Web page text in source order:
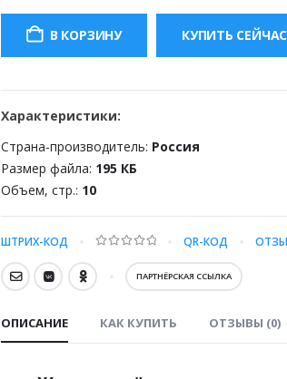
составляла
300.00 ₽.
В КОРЗИНУ КУПИТЬ СЕЙЧАС
Характеристики:
Страна-производитель: Россия
Размер файла: 195 КБ
Объем, стр.: 10
ШТРИХ-КОД QR-КОД
ПАРТНЁРСКАЯ ССЫЛКА
ОПИСАНИЕ КАК КУПИТЬ ОТЗЫВЫ (0)